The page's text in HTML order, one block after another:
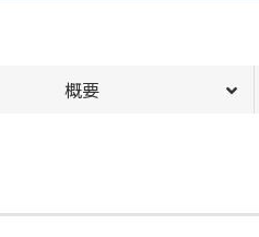
概要